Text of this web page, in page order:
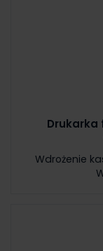
Drukarka
Wdrożenie